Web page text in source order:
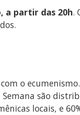
a partir das 20h.
o
são
locais, e